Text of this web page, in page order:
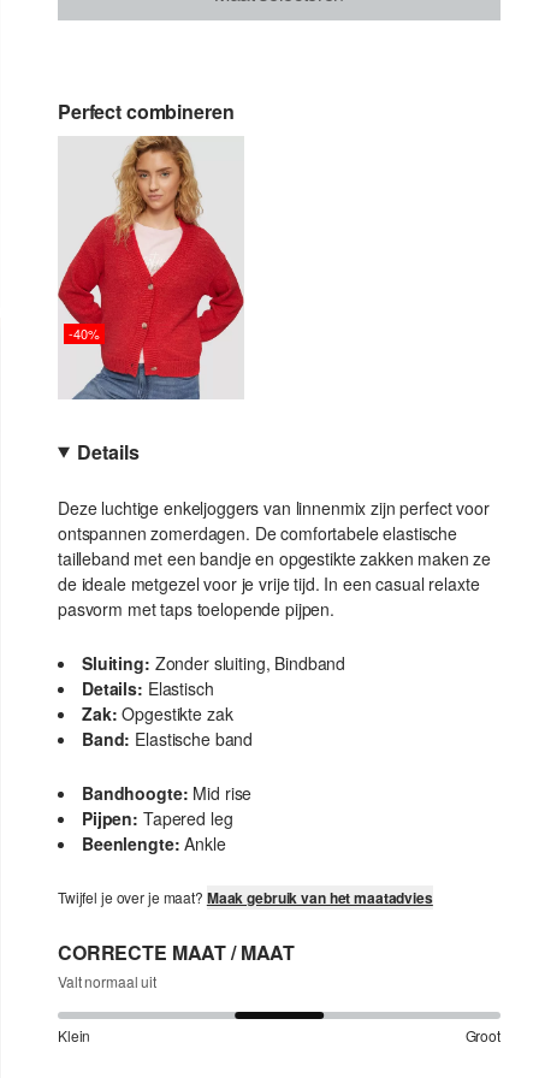
Perfect combineren
-40%
Details
Deze luchtige enkeljoggers van linnenmix zijn perfect voor
ontspannen zomerdagen. De comfortabele elastische
tailleband met een bandje en opgestikte zakken maken ze
de ideale metgezel voor je vrije tijd. In een casual relaxte
pasvorm met taps toelopende pijpen.
Sluiting: Zonder sluiting, Bindband
Details: Elastisch
Zak: Opgestikte zak
Band: Elastische band
Bandhoogte: Mid rise
Pijpen: Tapered leg
Beenlengte: Ankle
Twijfel je over je maat? Maak gebruik van het maatadvies
CORRECTE MAAT / MAAT
Valt normaal uit
Klein Groot